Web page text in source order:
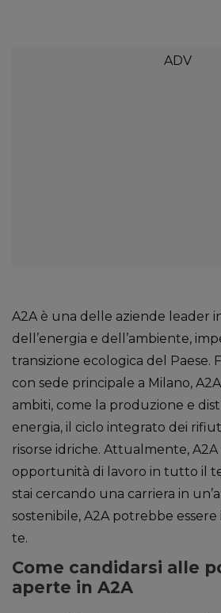
A2A è una delle aziende leader
dell’energia e dell’ambiente,
transizione ecologica del Paese.
con sede principale a Milano,
ambiti, come la produzione e
energia, il ciclo integrato dei
risorse idriche. Attualmente,
opportunità di lavoro in tutto il
stai cercando una carriera in
sostenibile, A2A potrebbe
te.
Come candidarsi alle
aperte in A2A